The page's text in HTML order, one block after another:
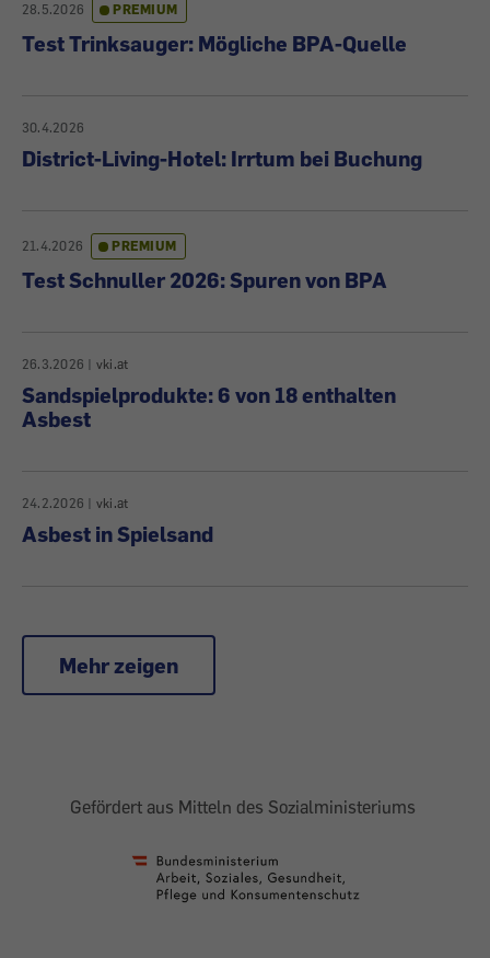
28.5.2026 PREMIUM
Test Trinksauger: Mögliche BPA-Quelle
30.4.2026
District-Living-Hotel: Irrtum bei Buchung
21.4.2026 PREMIUM
Test Schnuller 2026: Spuren von BPA
26.3.2026 | vki.at
Sandspielprodukte: 6 von 18 enthalten
Asbest
24.2.2026 | vki.at
Asbest in Spielsand
Mehr zeigen
Gefördert aus Mitteln des Sozialministeriums